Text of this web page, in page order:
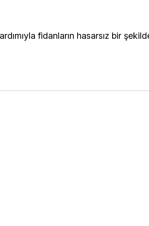
fidanların hasarsız bir